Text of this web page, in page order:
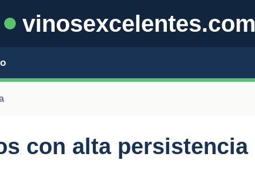
vinosexcelentes.com
con alta persistencia